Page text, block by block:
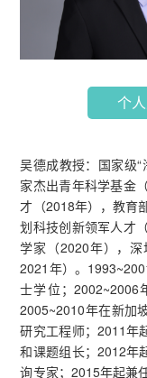
个
吴德成教授：国家级
家杰出青年科学基金
才（2018年），教育
划科技创新领军人才
学家（2020年），深
2021年）。
士学位；2002~2006
2005~2010年在新加
研究工程师；2011年
和课题组长；2012年
询专家；2015年起兼